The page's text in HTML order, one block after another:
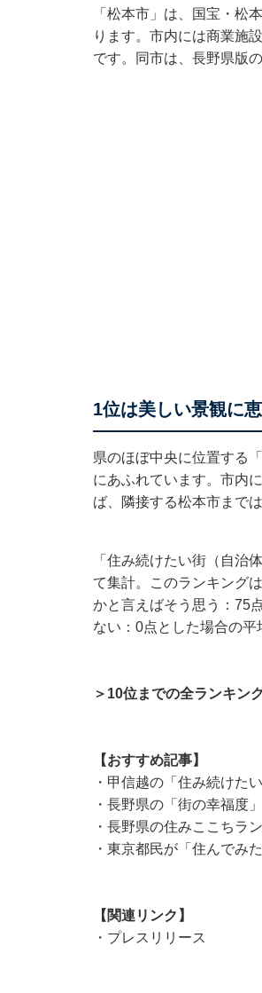
「松本市」は、国宝・松
ります。市内には商業施
です。同市は、長野県版の
1位は美しい景観に
県のほぼ中央に位置する
にあふれています。市内
ば、隣接する松本市まで
「住み続けたい街（自治
て集計。このランキング
かと言えばそう思う：75
ない：0点とした場合の平
＞10位までの全ランキン
【おすすめ記事】
・ 甲信越の「住み続けた
・ 長野県の「街の幸福度
・ 長野県の住みここちラ
・ 東京都民が「住んでみ
【関連リンク】
・ プレスリリース